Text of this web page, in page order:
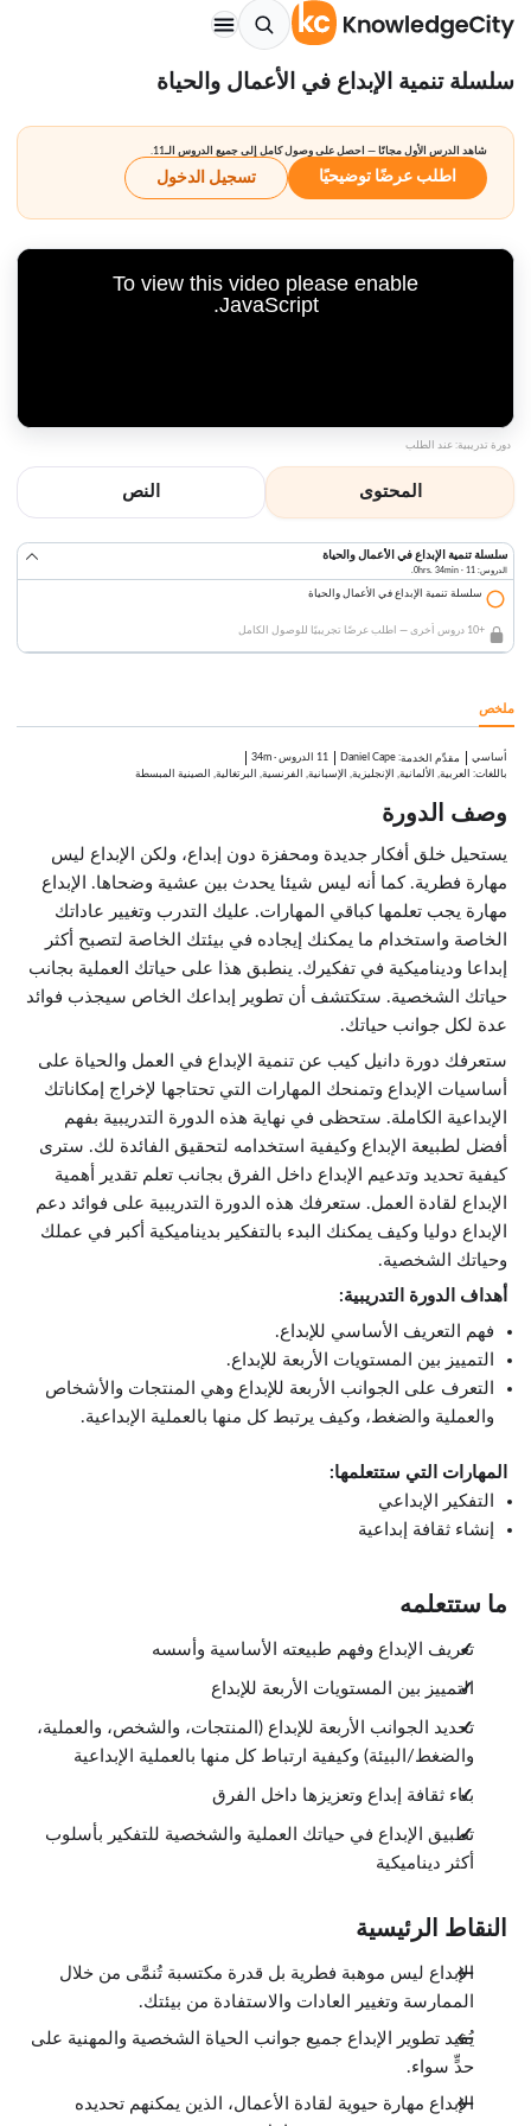
سلسلة تنمية الإبداع في الأعمال والحياة
شاهد الدرس الأول مجانًا — احصل على وصول كامل إلى جميع الدروس الـ11.
اطلب عرضًا توضيحيًا تسجيل الدخول
To view this video please enable
JavaScript.
دورة تدريبية: عند الطلب
المحتوى النص
سلسلة تنمية الإبداع في الأعمال والحياة
الدروس: 11 · 0hrs. 34min.
سلسلة تنمية الإبداع في الأعمال والحياة
+10 دروس أخرى — اطلب عرضًا تجريبيًا للوصول الكامل
ملخص
أساسي مقدِّم الخدمة:
Daniel Cape 11 الدروس ·
34m
باللغات: العربية, الألمانية, الإنجليزية, الإسبانية, الفرنسية, البرتغالية, الصينية المبسطة
وصف الدورة
يستحيل خلق أفكار جديدة ومحفزة دون إبداع، ولكن الإبداع ليس
مهارة فطرية. كما أنه ليس شيئا يحدث بين عشية وضحاها. الإبداع
مهارة يجب تعلمها كباقي المهارات. عليك التدرب وتغيير عاداتك
الخاصة واستخدام ما يمكنك إيجاده في بيئتك الخاصة لتصبح أكثر
إبداعا وديناميكية في تفكيرك. ينطبق هذا على حياتك العملية بجانب
حياتك الشخصية. ستكتشف أن تطوير إبداعك الخاص سيجذب فوائد
عدة لكل جوانب حياتك.
ستعرفك دورة دانيل كيب عن تنمية الإبداع في العمل والحياة على
أساسيات الإبداع وتمنحك المهارات التي تحتاجها لإخراج إمكاناتك
الإبداعية الكاملة. ستحظى في نهاية هذه الدورة التدريبية بفهم
أفضل لطبيعة الإبداع وكيفية استخدامه لتحقيق الفائدة لك. سترى
كيفية تحديد وتدعيم الإبداع داخل الفرق بجانب تعلم تقدير أهمية
الإبداع لقادة العمل. ستعرفك هذه الدورة التدريبية على فوائد دعم
الإبداع دوليا وكيف يمكنك البدء بالتفكير بديناميكية أكبر في عملك
وحياتك الشخصية.
أهداف الدورة التدريبية:
فهم التعريف الأساسي للإبداع.
التمييز بين المستويات الأربعة للإبداع.
التعرف على الجوانب الأربعة للإبداع وهي المنتجات والأشخاص
والعملية والضغط، وكيف يرتبط كل منها بالعملية الإبداعية.
المهارات التي ستتعلمها:
التفكير الإبداعي
إنشاء ثقافة إبداعية
ما ستتعلمه
تعريف الإبداع وفهم طبيعته الأساسية وأسسه
التمييز بين المستويات الأربعة للإبداع
تحديد الجوانب الأربعة للإبداع (المنتجات، والشخص، والعملية،
والضغط/البيئة) وكيفية ارتباط كل منها بالعملية الإبداعية
بناء ثقافة إبداع وتعزيزها داخل الفرق
تطبيق الإبداع في حياتك العملية والشخصية للتفكير بأسلوب
أكثر ديناميكية
النقاط الرئيسية
الإبداع ليس موهبة فطرية بل قدرة مكتسبة تُنمَّى من خلال
الممارسة وتغيير العادات والاستفادة من بيئتك.
يُفيد تطوير الإبداع جميع جوانب الحياة الشخصية والمهنية على
حدٍّ سواء.
الإبداع مهارة حيوية لقادة الأعمال، الذين يمكنهم تحديده